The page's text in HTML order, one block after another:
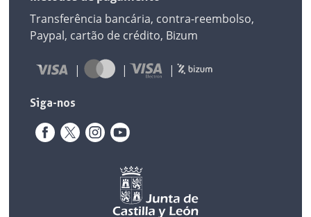
Transferência bancária, contra-reembolso,
Paypal, cartão de crédito, Bizum
Siga-nos